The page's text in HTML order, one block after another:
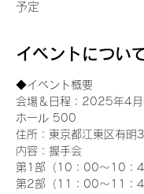
予定
イベントについ
◆イベント概要
会場＆日程：2025年4月
ホール 500
住所：東京都江東区有
内容：握手会
第1部（10：00～10：
第2部（11：00～11：